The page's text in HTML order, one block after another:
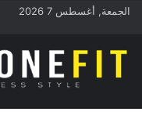
الجمعة, أغسطس 7 2026